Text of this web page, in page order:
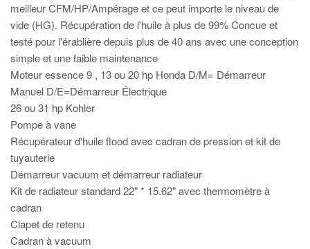
meilleur CFM/HP/Ampérage et ce peut importe le niveau de
vide (HG). Récupération de l'huile à plus de 99% Concue et
testé pour l'érablière depuis plus de 40 ans avec une conception
simple et une faible maintenance
Moteur essence 9 , 13 ou 20 hp Honda D/M= Démarreur
Manuel D/E=Démarreur Électrique
26 ou 31 hp Kohler
Pompe à vane
Récupérateur d'huile flood avec cadran de pression et kit de
tuyauterie
Démarreur vacuum et démarreur radiateur
Kit de radiateur standard 22" * 15.62" avec thermomètre à
cadran
Clapet de retenu
Cadran à vacuum